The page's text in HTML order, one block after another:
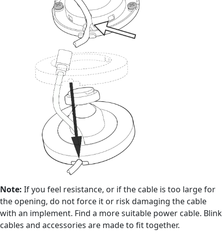
Note: If you feel resistance, or if the cable is too large for
the opening, do not force it or risk damaging the cable
with an implement. Find a more suitable power cable. Blink
cables and accessories are made to fit together.